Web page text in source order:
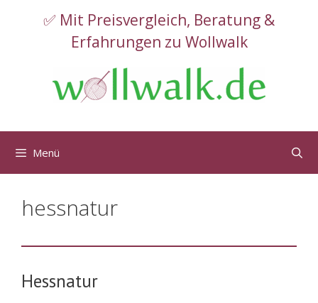
✅ Mit Preisvergleich, Beratung &
Erfahrungen zu Wollwalk
Menü
hessnatur
Hessnatur